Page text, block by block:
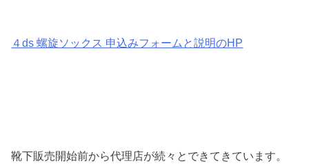
４ds 螺旋ソックス 申込みフォームと説明のHP
靴下販売開始前から代理店が続々とできてきています。